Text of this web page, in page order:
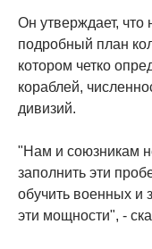
Он утверждает, что
подробный план
котором четко
кораблей,
дивизий.
"Нам и союзникам
заполнить эти
обучить военных и
эти мощности", -